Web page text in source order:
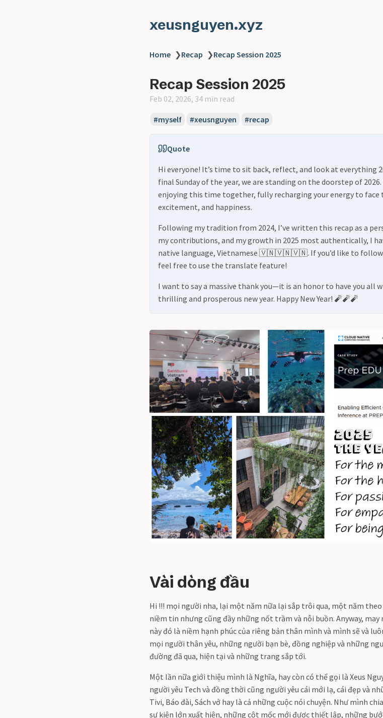
xeusnguyen.xyz
Home ❯Recap ❯Recap Session 2025
Recap Session 2025
Feb 02, 2026, 34 min read
#myself #xeusnguyen #recap
Quote
Hi everyone! It’s time to sit back, reflect, and look at everything
final Sunday of the year, we are standing on the doorstep of
enjoying this time together, fully recharging your energy to face
excitement, and happiness.
Following my tradition from 2024, I’ve written this recap as a
my contributions, and my growth in 2025 most authentically, I
native language, Vietnamese 🇻🇳🇻🇳🇻🇳. If you’d like to follow
feel free to use the translate feature!
I want to say a massive thank you—it is an honor to have you all
thrilling and prosperous new year. Happy New Year! 🧨🧨🧨
Vài dòng đầu
Hi !!! mọi người nha, lại một năm nữa lại sắp trôi qua, một năm
niềm tin nhưng cũng đầy những nốt trầm và nỗi buồn. Anyway,
này đó là niềm hạnh phúc của riêng bản thân mình và mình sẽ và
mọi người thân yêu, những người bạn bè, đồng nghiệp và những
đường đã qua, hiện tại và những trang sắp tới.
Một lần nữa giới thiệu mình là Nghĩa, hay còn có thể gọi là Xeus
người yêu Tech và đồng thời cũng người yêu cái mới lạ, cái đẹp và
Tivi, Báo đài, Sách vở hay là cả những cuộc nói chuyện. Như mình
sự kiện lớn xuất hiện, những cột mốc mới được thiết lập, những